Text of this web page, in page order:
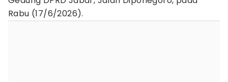
Rabu (17/6/2026).